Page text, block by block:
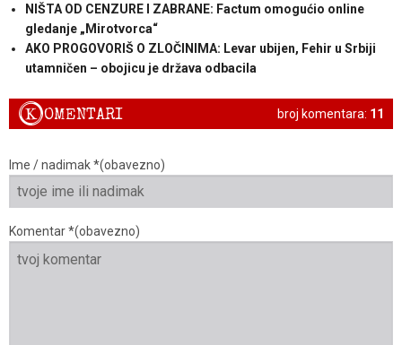
NIŠTA OD CENZURE I ZABRANE: Factum omogućio online
gledanje „Mirotvorca“
AKO PROGOVORIŠ O ZLOČINIMA: Levar ubijen, Fehir u Srbiji
utamničen – obojicu je država odbacila
broj komentara: 11
KOMENTARI
Ime / nadimak *(obavezno)
Komentar *(obavezno)